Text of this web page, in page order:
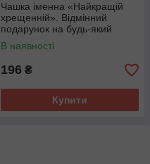
Чашка іменна «Найкращій
хрещенній». Відмінний
подарунок на будь-який
привід.
В наявності
196 ₴
Купити